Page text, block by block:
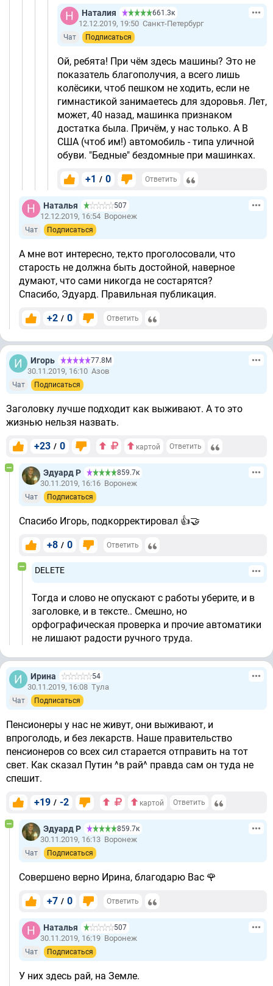
Наталия 661.3к
12.12.2019, 19:50 Санкт-Петербург
Чат Подписаться
Ой, ребята! При чём здесь машины? Это не
показатель благополучия, а всего лишь
колёсики, чтоб пешком не ходить, если не
гимнастикой занимаетесь для здоровья. Лет,
может, 40 назад, машинка признаком
достатка была. Причём, у нас только. А В
США (чтоб им!) автомобиль - типа уличной
обуви. "Бедные" бездомные при машинках.
+1 / 0 Ответить
Наталья 507
12.12.2019, 16:54 Воронеж
Чат Подписаться
А мне вот интересно, те,кто проголосовали, что
старость не должна быть достойной, наверное
думают, что сами никогда не состарятся?
Спасибо, Эдуард. Правильная публикация.
+2 / 0 Ответить
Игорь 77.8М
30.11.2019, 16:10 Азов
Чат Подписаться
Заголовку лучше подходит как выживают. А то это
жизнью нельзя назвать.
+23 / 0 картой Ответить
Эдуард Р 859.7к
30.11.2019, 16:16 Воронеж
Чат Подписаться
Спасибо Игорь, подкорректировал 👍🤝
+8 / 0 Ответить
DELETE
Тогда и слово не опускают с работы уберите, и в
заголовке, и в тексте.. Смешно, но
орфографическая проверка и прочие автоматики
не лишают радости ручного труда.
Ирина 54
30.11.2019, 16:08 Тула
Чат Подписаться
Пенсионеры у нас не живут, они выживают, и
впроголодь, и без лекарств. Наше правительство
пенсионеров со всех сил старается отправить на тот
свет. Как сказал Путин ^в рай^ правда сам он туда не
спешит.
+19 / -2 картой Ответить
Эдуард Р 859.7к
30.11.2019, 16:13 Воронеж
Чат Подписаться
Совершено верно Ирина, благодарю Вас 🌹
+7 / 0 Ответить
Наталья 507
30.11.2019, 16:19 Воронеж
Чат Подписаться
У них здесь рай, на Земле.